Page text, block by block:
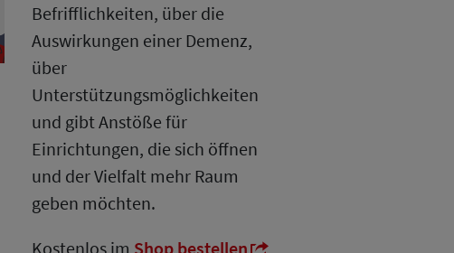
Befrifflichkeiten, über die
Auswirkungen einer Demenz,
über
Unterstützungsmöglichkeiten
und gibt Anstöße für
Einrichtungen, die sich öffnen
und der Vielfalt mehr Raum
geben möchten.
Kostenlos im Shop bestellen